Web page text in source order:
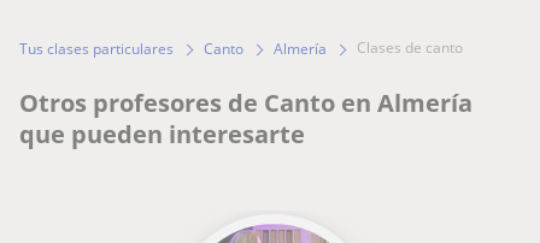
Tus clases particulares Canto Almería clases de canto
Otros profesores de Canto en Almería
que pueden interesarte